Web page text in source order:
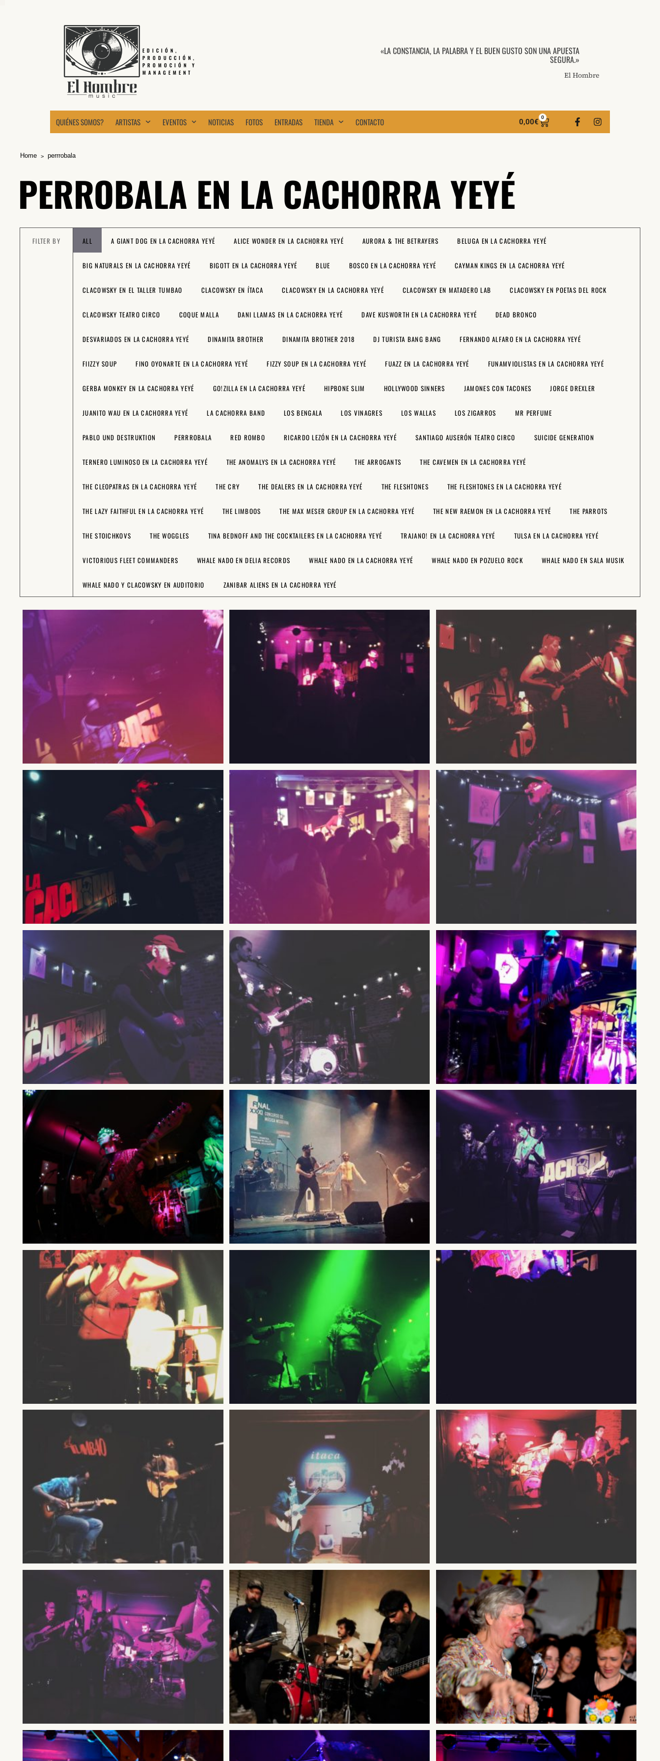
EDICIÓN,
PRODUCCIÓN,
PROMOCIÓN Y
MANAGEMENT
«LA CONSTANCIA, LA PALABRA Y EL BUEN GUSTO SON UNA APUESTA
SEGURA.»
El Hombre
QUIÉNES SOMOS? ARTISTAS EVENTOS NOTICIAS FOTOS ENTRADAS TIENDA CONTACTO 0,00€
0
Home perrrobala
PERROBALA EN LA CACHORRA YEYÉ
FILTER BY ALL A GIANT DOG EN LA CACHORRA YEYÉ ALICE WONDER EN LA CACHORRA YEYÉ AURORA & THE BETRAYERS BELUGA EN LA CACHORRA YEYÉ
BIG NATURALS EN LA CACHORRA YEYÉ BIGOTT EN LA CACHORRA YEYÉ BLUE BOSCO EN LA CACHORRA YEYÉ CAYMAN KINGS EN LA CACHORRA YEYÉ
CLACOWSKY EN EL TALLER TUMBAO CLACOWSKY EN ÍTACA CLACOWSKY EN LA CACHORRA YEYÉ CLACOWSKY EN MATADERO LAB CLACOWSKY EN POETAS DEL ROCK
CLACOWSKY TEATRO CIRCO COQUE MALLA DANI LLAMAS EN LA CACHORRA YEYÉ DAVE KUSWORTH EN LA CACHORRA YEYÉ DEAD BRONCO
DESVARIADOS EN LA CACHORRA YEYÉ DINAMITA BROTHER DINAMITA BROTHER 2018 DJ TURISTA BANG BANG FERNANDO ALFARO EN LA CACHORRA YEYÉ
FIIZZY SOUP FINO OYONARTE EN LA CACHORRA YEYÉ FIZZY SOUP EN LA CACHORRA YEYÉ FUAZZ EN LA CACHORRA YEYÉ FUNAMVIOLISTAS EN LA CACHORRA YEYÉ
GERBA MONKEY EN LA CACHORRA YEYÉ GO!ZILLA EN LA CACHORRA YEYÉ HIPBONE SLIM HOLLYWOOD SINNERS JAMONES CON TACONES JORGE DREXLER
JUANITO WAU EN LA CACHORRA YEYÉ LA CACHORRA BAND LOS BENGALA LOS VINAGRES LOS WALLAS LOS ZIGARROS MR PERFUME
PABLO UND DESTRUKTION PERRROBALA RED ROMBO RICARDO LEZÓN EN LA CACHORRA YEYÉ SANTIAGO AUSERÓN TEATRO CIRCO SUICIDE GENERATION
TERNERO LUMINOSO EN LA CACHORRA YEYÉ THE ANOMALYS EN LA CACHORRA YEYÉ THE ARROGANTS THE CAVEMEN EN LA CACHORRA YEYÉ
THE CLEOPATRAS EN LA CACHORRA YEYÉ THE CRY THE DEALERS EN LA CACHORRA YEYÉ THE FLESHTONES THE FLESHTONES EN LA CACHORRA YEYÉ
THE LAZY FAITHFUL EN LA CACHORRA YEYÉ THE LIMBOOS THE MAX MESER GROUP EN LA CACHORRA YEYÉ THE NEW RAEMON EN LA CACHORRA YEYÉ THE PARROTS
THE STOICHKOVS THE WOGGLES TINA BEDNOFF AND THE COCKTAILERS EN LA CACHORRA YEYÉ TRAJANO! EN LA CACHORRA YEYÉ TULSA EN LA CACHORRA YEYÉ
VICTORIOUS FLEET COMMANDERS WHALE NADO EN DELIA RECORDS WHALE NADO EN LA CACHORRA YEYÉ WHALE NADO EN POZUELO ROCK WHALE NADO EN SALA MUSIK
WHALE NADO Y CLACOWSKY EN AUDITORIO ZANIBAR ALIENS EN LA CACHORRA YEYÉ
SUSCRÍBETE A NUESTRO BOLETÍN
He leído y acepto laPolítica de Privacidad Nota Legal